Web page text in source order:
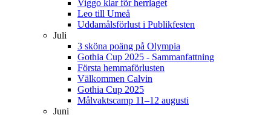
Viggo klar för herrlaget
Leo till Umeå
Uddamålsförlust i Publikfesten
Juli
3 sköna poäng på Olympia
Gothia Cup 2025 - Sammanfattning
Första hemmaförlusten
Välkommen Calvin
Gothia Cup 2025
Målvaktscamp 11–12 augusti
Juni